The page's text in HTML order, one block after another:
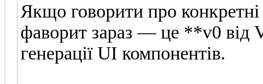
Якщо говорити про
фаворит зараз — це **v0 від
генерації UI компонентів.